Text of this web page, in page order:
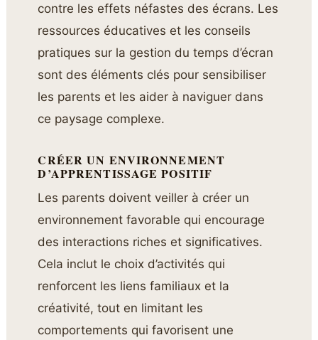
contre les effets néfastes des écrans. Les
ressources éducatives et les conseils
pratiques sur la gestion du temps d’écran
sont des éléments clés pour sensibiliser
les parents et les aider à naviguer dans
ce paysage complexe.
CRÉER UN ENVIRONNEMENT
D’APPRENTISSAGE POSITIF
Les parents doivent veiller à créer un
environnement favorable qui encourage
des interactions riches et significatives.
Cela inclut le choix d’activités qui
renforcent les liens familiaux et la
créativité, tout en limitant les
comportements qui favorisent une